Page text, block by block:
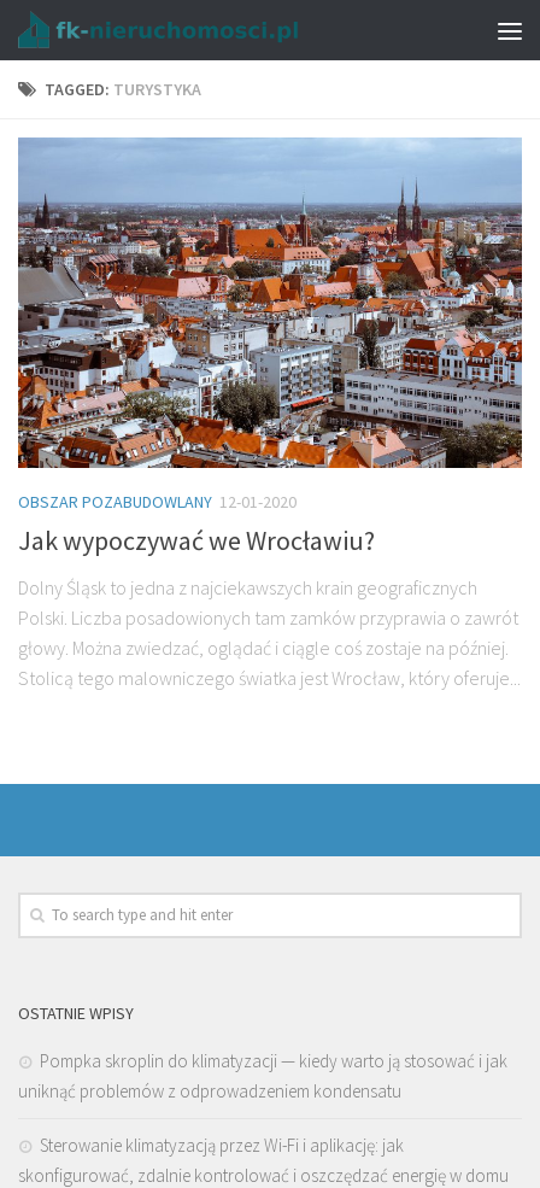
TAGGED: TURYSTYKA
OBSZAR POZABUDOWLANY 12-01-2020
Jak wypoczywać we Wrocławiu?
Dolny Śląsk to jedna z najciekawszych krain geograficznych
Polski. Liczba posadowionych tam zamków przyprawia o zawrót
głowy. Można zwiedzać, oglądać i ciągle coś zostaje na później.
Stolicą tego malowniczego światka jest Wrocław, który oferuje...
OSTATNIE WPISY
Pompka skroplin do klimatyzacji — kiedy warto ją stosować i jak
uniknąć problemów z odprowadzeniem kondensatu
Sterowanie klimatyzacją przez Wi-Fi i aplikację: jak
skonfigurować, zdalnie kontrolować i oszczędzać energię w domu